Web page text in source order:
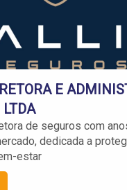
E
LTDA
de seguros com
dedicada a
estar